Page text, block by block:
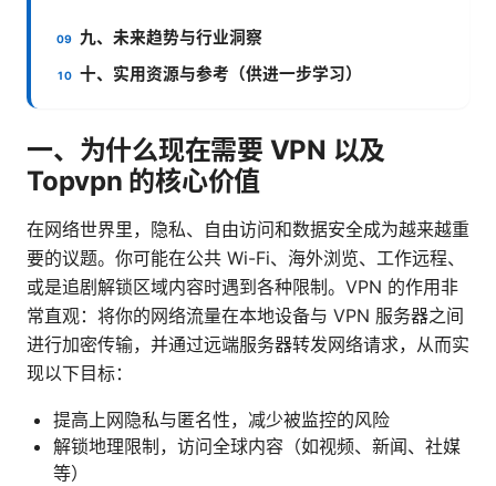
九、未来趋势与行业洞察
十、实用资源与参考（供进一步学习）
一、为什么现在需要 VPN 以及
Topvpn 的核心价值
在网络世界里，隐私、自由访问和数据安全成为越来越重
要的议题。你可能在公共 Wi-Fi、海外浏览、工作远程、
或是追剧解锁区域内容时遇到各种限制。VPN 的作用非
常直观：将你的网络流量在本地设备与 VPN 服务器之间
进行加密传输，并通过远端服务器转发网络请求，从而实
现以下目标：
提高上网隐私与匿名性，减少被监控的风险
解锁地理限制，访问全球内容（如视频、新闻、社媒
等）